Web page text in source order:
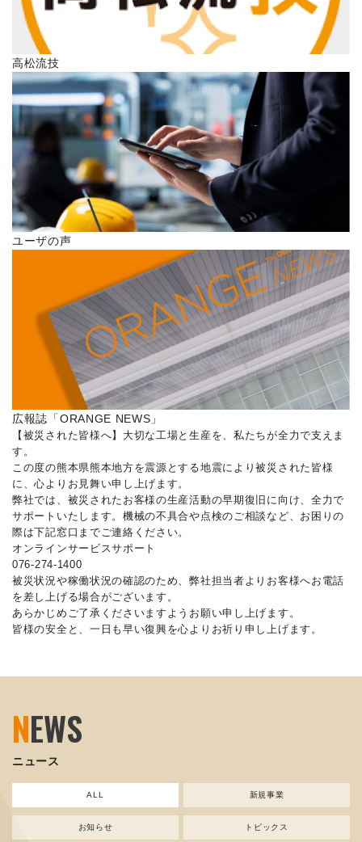
高松流技
ユーザの声
広報誌「ORANGE NEWS」
【被災された皆様へ】大切な工場と生産を、私たちが全力で支えま
す。
この度の熊本県熊本地方を震源とする地震により被災された皆様
に、心よりお見舞い申し上げます。
弊社では、被災されたお客様の生産活動の早期復旧に向け、全力で
サポートいたします。機械の不具合や点検のご相談など、お困りの
際は下記窓口までご連絡ください。
オンラインサービスサポート
076-274-1400
被災状況や稼働状況の確認のため、弊社担当者よりお客様へお電話
を差し上げる場合がございます。
あらかじめご了承くださいますようお願い申し上げます。
皆様の安全と、一日も早い復興を心よりお祈り申し上げます。
NEWS
ニュース
ALL 新規事業
お知らせ トピックス